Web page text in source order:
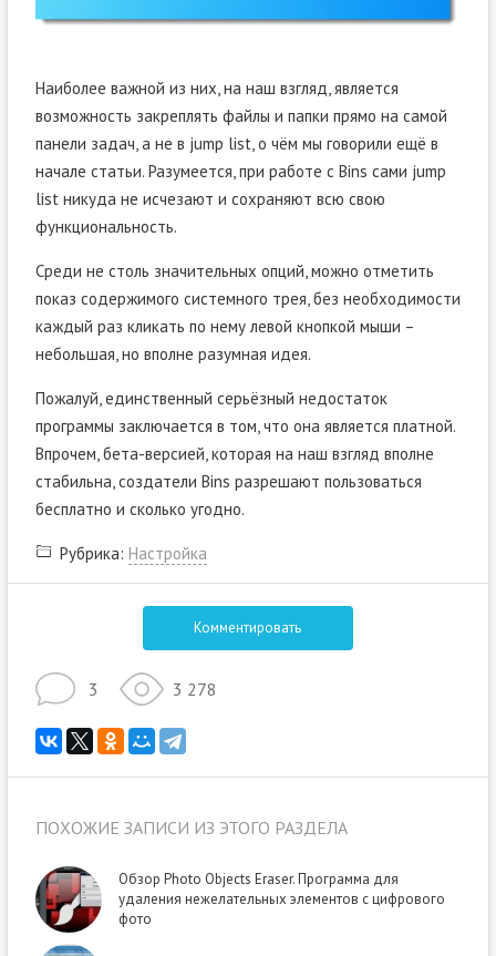
Наиболее важной из них, на наш взгляд, является
возможность закреплять файлы и папки прямо на самой
панели задач, а не в jump list, о чём мы говорили ещё в
начале статьи. Разумеется, при работе с Bins сами jump
list никуда не исчезают и сохраняют всю свою
функциональность.
Среди не столь значительных опций, можно отметить
показ содержимого системного трея, без необходимости
каждый раз кликать по нему левой кнопкой мыши –
небольшая, но вполне разумная идея.
Пожалуй, единственный серьёзный недостаток
программы заключается в том, что она является платной.
Впрочем, бета-версией, которая на наш взгляд вполне
стабильна, создатели Bins разрешают пользоваться
бесплатно и сколько угодно.
Рубрика: Настройка
Комментировать
3 3 278
ПОХОЖИЕ ЗАПИСИ ИЗ ЭТОГО РАЗДЕЛА
Обзор Photo Objects Eraser. Программа для
удаления нежелательных элементов с цифрового
фото